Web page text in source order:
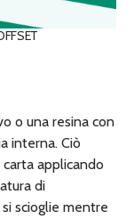
o una resina con
interna. Ciò
applicando
di
scioglie mentre